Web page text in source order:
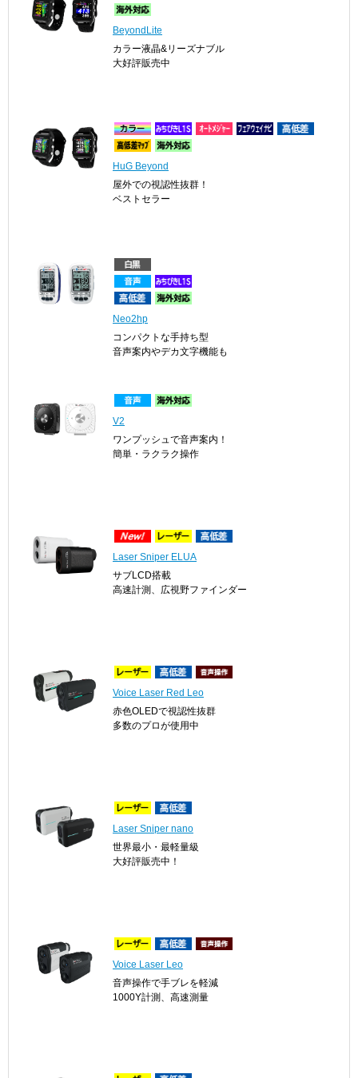
BeyondLite
カラー液晶&リーズナブル
大好評販売中
HuG Beyond
屋外での視認性抜群！
ベストセラー
Neo2hp
コンパクトな手持ち型
音声案内やデカ文字機能も
V2
ワンプッシュで音声案内！
簡単・ラクラク操作
Laser Sniper ELUA
サブLCD搭載
高速計測、広視野ファインダー
Voice Laser Red Leo
赤色OLEDで視認性抜群
多数のプロが使用中
Laser Sniper nano
世界最小・最軽量級
大好評販売中！
Voice Laser Leo
音声操作で手ブレを軽減
1000Y計測、高速測量